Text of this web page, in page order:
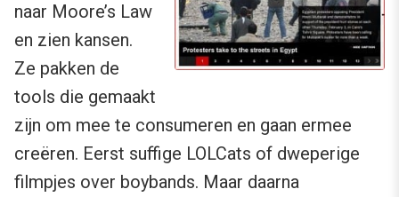
naar Moore’s Law
en zien kansen.
Ze pakken de
tools die gemaakt
zijn om mee te consumeren en gaan ermee
creëren. Eerst suffige LOLCats of dweperige
filmpjes over boybands. Maar daarna